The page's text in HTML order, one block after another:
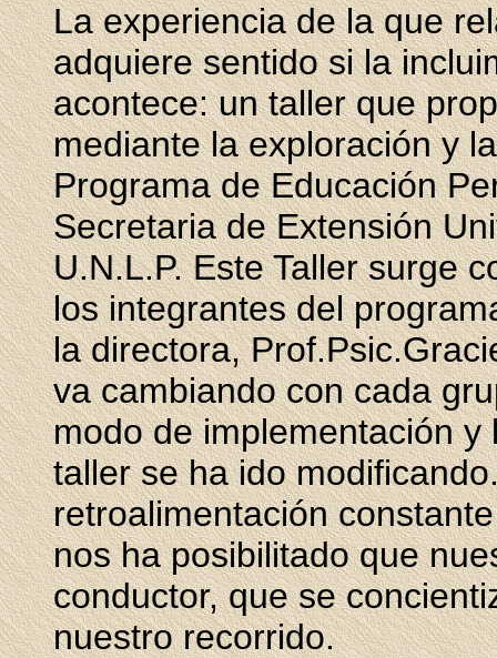
La experiencia de la que
adquiere sentido si la
acontece: un taller que
mediante la exploración y
Programa de Educación
Secretaria de Extensión
U.N.L.P. Este Taller surge
los integrantes del
la directora,
va cambiando con cada
modo de implementación
taller se ha ido
retroalimentación
nos ha posibilitado que
conductor, que se
nuestro recorrido.